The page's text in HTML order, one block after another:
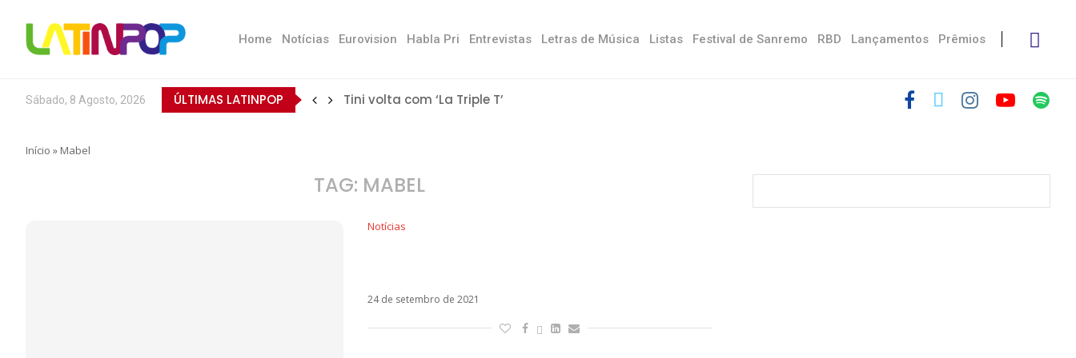
Home Notícias Eurovision Habla Pri Entrevistas Letras de Música Listas Festival de Sanremo RBD Lançamentos Prêmios
Sábado, 8 Agosto, 2026 ÚLTIMAS LATINPOP Tini volta com ‘La Triple T’
Início » Mabel
TAG: MABEL
Notícias
24 de setembro de 2021